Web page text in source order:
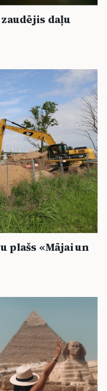
daļu
plašs «Mājai un